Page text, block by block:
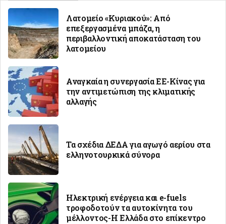
Λατομείο «Κυριακού»: Από
επεξεργασμένα μπάζα, η
περιβαλλοντική αποκατάσταση του
λατομείου
Αναγκαία η συνεργασία ΕΕ-Κίνας για
την αντιμετώπιση της κλιματικής
αλλαγής
Τα σχέδια ΔΕΔΑ για αγωγό αερίου στα
ελληνοτουρκικά σύνορα
Ηλεκτρική ενέργεια και e-fuels
τροφοδοτούν τα αυτοκίνητα του
μέλλοντος-Η Ελλάδα στο επίκεντρο